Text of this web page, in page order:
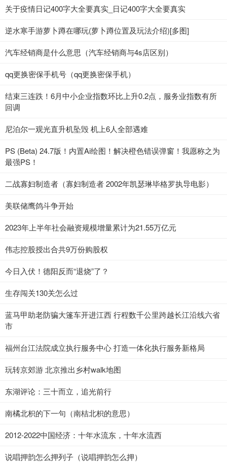
关于疫情日记400字大全要真实_日记400字大全要真实
逆水寒手游萝卜蹲在哪玩(萝卜蹲位置及玩法介绍)[多图]
汽车经销商是什么意思（汽车经销商与4s店区别）
qq更换密保手机号（qq更换密保手机）
结束三连跌！6月中小企业指数环比上升0.2点，服务业指数有所
回调
尼泊尔一观光直升机坠毁 机上6人全部遇难
PS (Beta) 24.7版！内置Ai绘图！解决橙色错误弹窗！我愿称之为
最强PS！
二战寡妇制造者（寡妇制造者 2002年凯瑟琳毕格罗执导电影）
美联储鹰鸽斗争开始
2023年上半年社会融资规模增量累计为21.55万亿元
伟志控股授出合共9万份购股权
今日入伏！德阳反而“退烧”了？
生存闯关130关怎么过
蓝马甲助老防骗大篷车开进江西 行程数千公里跨越长江沿线六省
市
福州台江法院成立执行服务中心 打造一体化执行服务新格局
玩转京郊游 北京推出乡村walk地图
东湖评论：三十而立，追光前行
南橘北枳的下一句（南桔北枳的意思）
2012-2022中国经济：十年水流东，十年水流西
说唱押韵怎么押列子（说唱押韵怎么押）